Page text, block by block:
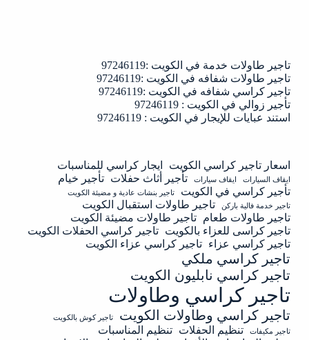
تاجير طاولات خدمة في الكويت :97246119
تاجير طاولات شفافه في الكويت :97246119
تاجير كراسي شفافه في الكويت :97246119
تأجير زوالي في الكويت : 97246119
استند عبايات للإيجار في الكويت : 97246119
اسعار تاجير كراسي الكويت ايجار كراسي للمناسبات
ايقاف السيارات ايقاف سيارات تأجير أثاث حفلات تأجير خيام
تأجير كراسي في الكويت
تاجير بنشات عادية و مضيئة الكويت
تاجير خدمة فالية باركن
تاجير طاولات استقبال الكويت
تاجير طاولات طعام تاجير طاولات مضيئة الكويت
تاجير كراسى للعزاء بالكويت تاجير كراسي الحفلات الكويت
تاجير كراسي عزاء تاجير كراسي عزاء الكويت
تاجير كراسي ملكي
تاجير كراسي نابليون الكويت
تاجير كراسي وطاولات
تاجير كراسي وطاولات الكويت
تاجير كوش بالكويت
تاجير مكيفات
تنظيم الحفلات تنظيم المناسبات